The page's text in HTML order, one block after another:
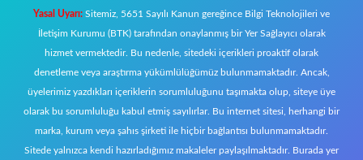
Yasal Uyarı: Sitemiz, 5651 Sayılı Kanun gereğince Bilgi Teknolojileri ve
İletişim Kurumu (BTK) tarafından onaylanmış bir Yer Sağlayıcı olarak
hizmet vermektedir. Bu nedenle, sitedeki içerikleri proaktif olarak
denetleme veya araştırma yükümlülüğümüz bulunmamaktadır. Ancak,
üyelerimiz yazdıkları içeriklerin sorumluluğunu taşımakta olup, siteye üye
olarak bu sorumluluğu kabul etmiş sayılırlar. Bu internet sitesi, herhangi bir
marka, kurum veya şahıs şirketi ile hiçbir bağlantısı bulunmamaktadır.
Sitede yalnızca kendi hazırladığımız makaleler paylaşılmaktadır. Burada yer